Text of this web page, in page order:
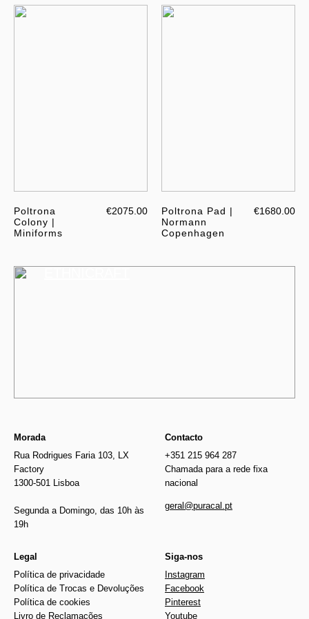
Poltrona
Colony |
Miniforms
€2075.00
Poltrona Pad |
Normann
Copenhagen
€1680.00
Morada
Rua Rodrigues Faria 103, LX
Factory
1300-501 Lisboa
Segunda a Domingo, das 10h às
19h
Contacto
+351 215 964 287
Chamada para a rede fixa
nacional
geral@puracal.pt
Legal
Política de privacidade
Política de Trocas e Devoluções
Política de cookies
Livro de Reclamações
Siga-nos
Instagram
Facebook
Pinterest
Youtube